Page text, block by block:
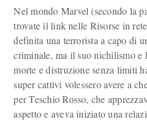
Nel mondo Marvel (secondo la
trovate il link nelle Risorse in
definita una terrorista a capo di
criminale, ma il suo nichilismo e
morte e distruzione senza limiti
super cattivi volessero avere a
per Teschio Rosso, che
aspetto e aveva iniziato una